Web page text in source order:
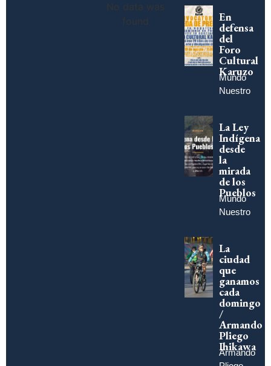
No data was
found
En
defensa
del
Foro
Cultural
Karuzo
Mundo
Nuestro
La Ley
Indígena
desde
la
mirada
de los
Pueblos
Mundo
Nuestro
La
ciudad
que
ganamos
cada
domingo
/
Armando
Pliego
Ihikawa
Armando